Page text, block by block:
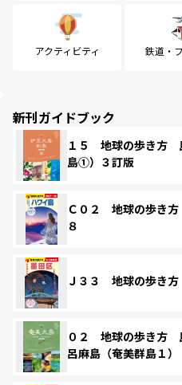
アクティビティ 鉄道・
新刊ガイドブック
１５ 地球の歩き方
島①）３訂版
Ｃ０２ 地球の歩き
８
Ｊ３３ 地球の歩き
０２ 地球の歩き
呂麻島（奄美群島１